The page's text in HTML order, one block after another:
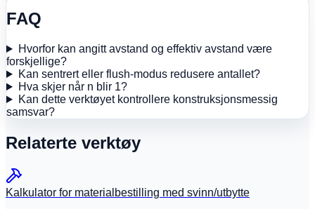
FAQ
Hvorfor kan angitt avstand og effektiv avstand være
forskjellige?
Kan sentrert eller flush-modus redusere antallet?
Hva skjer når n blir 1?
Kan dette verktøyet kontrollere konstruksjonsmessig
samsvar?
Relaterte verktøy
Kalkulator for materialbestilling med svinn/utbytte